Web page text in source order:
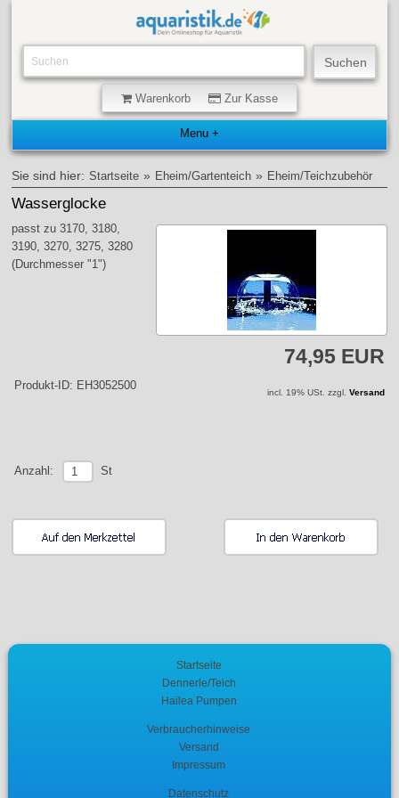
Warenkorb Zur Kasse
Sie sind hier: Startseite » Eheim/Gartenteich » Eheim/Teichzubehör
Wasserglocke
passt zu 3170, 3180,
3190, 3270, 3275, 3280
(Durchmesser "1")
74,95 EUR
Produkt-ID: EH3052500
incl. 19% USt. zzgl. Versand
Anzahl: St
Startseite
Dennerle/Teich
Hailea Pumpen
Verbraucherhinweise
Versand
Impressum
Datenschutz